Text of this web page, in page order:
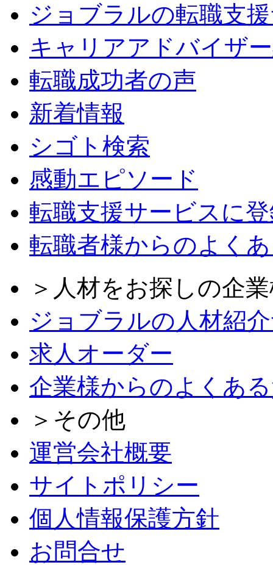
ジョブラルの転職支
キャリアアドバイザ
転職成功者の声
新着情報
シゴト検索
感動エピソード
転職支援サービスに
転職者様からのよく
＞人材をお探しの企
ジョブラルの人材紹
求人オーダー
企業様からのよくあ
＞その他
運営会社概要
サイトポリシー
個人情報保護方針
お問合せ